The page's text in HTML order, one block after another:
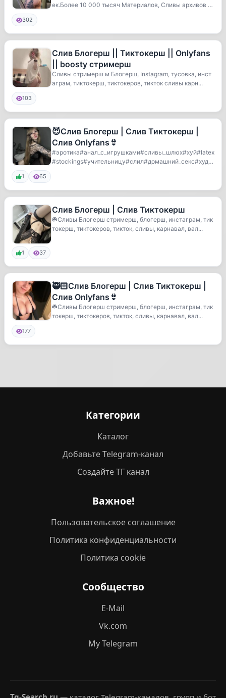
ек.Более 10 000 тысяч Материалов, Сливы архивов в
302
Слив Блогерш || Тиктокерш || Onlyfans
|| boosty стримерш
Сливы стримерш м Блогерш, Instagram, тусовка, инст
аграм, тиктокерш, тиктокеров, тикток сливы карн...
103
😈Слив Блогерш | Слив Тиктокерш |
Слив Onlyfans👙
#эротика#анал_с_игрушками#сливы_шлюх#хуй#latex
#stockings#учительницу#слил#домашний_секс#худе
1 65
Слив Блогерш | Слив Тиктокерш
☘️Сливы Блогерш стримерш, блогерш, инстаграм, тик
токерш, тиктокеров, тикток, сливы, карнавал, вал...
1 37
🥷🏻Слив Блогерш | Слив Тиктокерш |
Слив Onlyfans👙
☘️Сливы Блогерш стримерш, блогерш, инстаграм, тик
токерш, тиктокеров, тикток, сливы, карнавал, вал...
177
Категории
Каталог
Добавьте Telegram-канал
Создайте ТГ канал
Важное!
Пользовательское соглашение
Политика конфиденциальности
Политика cookie
Сообщество
E-Mail
Vk.com
My Telegram